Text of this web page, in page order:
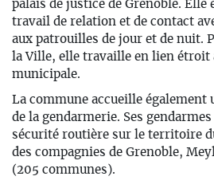
palais de justice de Grenoble. Elle
travail de relation et de contact
aux patrouilles de jour et de nuit.
la Ville, elle travaille en lien étroit
municipale.
La commune accueille
de la gendarmerie. Ses
sécurité routière sur le territoire
des compagnies de Grenoble,
(205 communes).